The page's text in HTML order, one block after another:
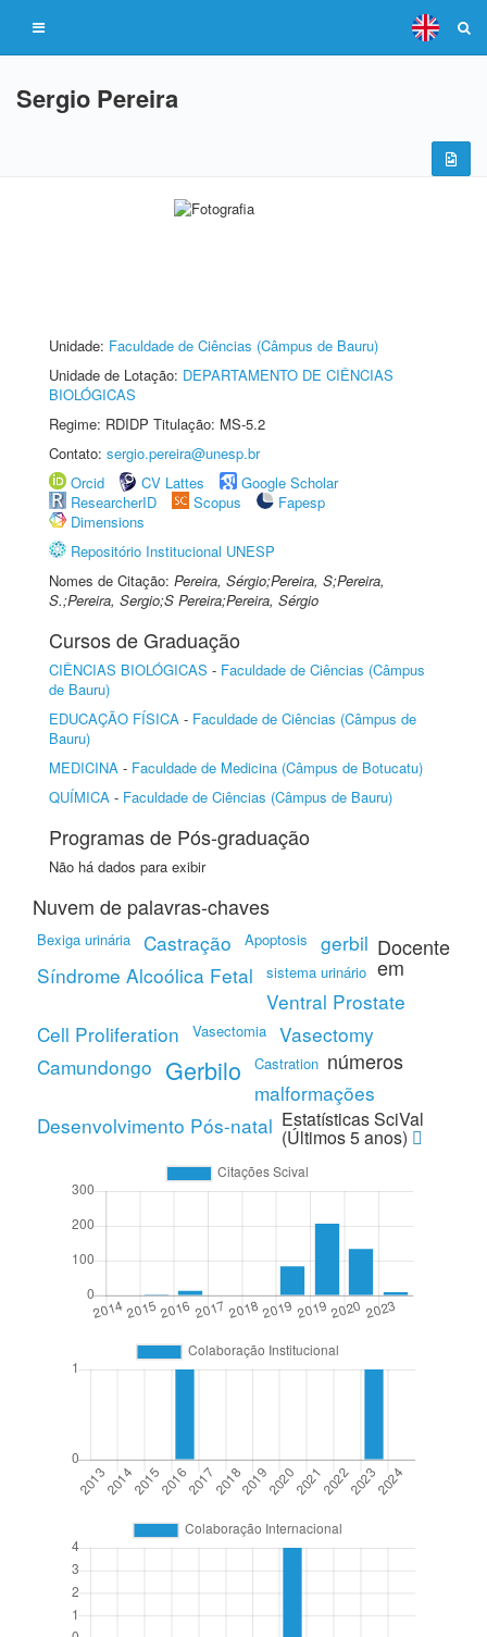
Sergio Pereira
Unidade: Faculdade de Ciências (Câmpus de Bauru)
Unidade de Lotação: DEPARTAMENTO DE CIÊNCIAS
BIOLÓGICAS
Regime: RDIDP Titulação: MS-5.2
Contato: sergio.pereira@unesp.br
Orcid
CV Lattes
Google Scholar
ResearcherID
Scopus
Fapesp
Dimensions
Repositório Institucional UNESP
Nomes de Citação: Pereira, Sérgio;Pereira, S;Pereira,
S.;Pereira, Sergio;S Pereira;Pereira, Sérgio
Cursos de Graduação
CIÊNCIAS BIOLÓGICAS - Faculdade de Ciências (Câmpus
de Bauru)
EDUCAÇÃO FÍSICA - Faculdade de Ciências (Câmpus de
Bauru)
MEDICINA - Faculdade de Medicina (Câmpus de Botucatu)
QUÍMICA - Faculdade de Ciências (Câmpus de Bauru)
Programas de Pós-graduação
Não há dados para exibir
Nuvem de palavras-chaves
Bexiga urinária Castração Apoptosis
gerbil
Síndrome Alcoólica Fetal
sistema urinário
Ventral Prostate
Cell Proliferation
Vasectomia
Vasectomy
Camundongo Gerbilo Castration
malformações
Desenvolvimento Pós-natal
Docente
em
números
Estatísticas SciVal
(Últimos 5 anos)